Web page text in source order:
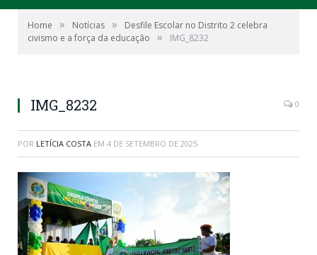
Home » Notícias »
Desfile Escolar no Distrito 2 celebra
civismo e a força da educação
» IMG_8232
IMG_8232 0
POR LETÍCIA COSTA EM 4 DE SETEMBRO DE 2025